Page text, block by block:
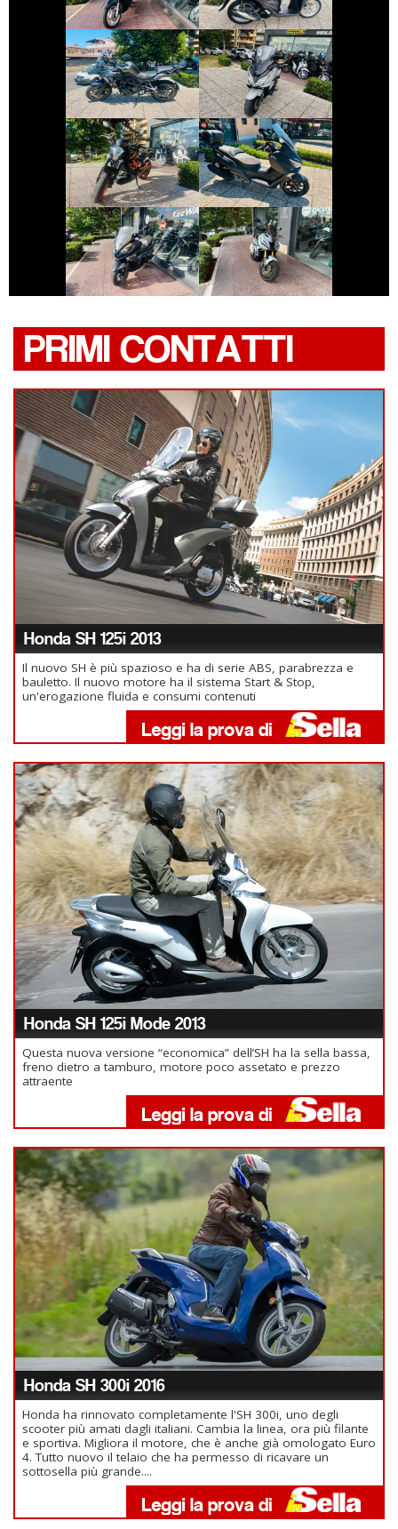
BENELLI TRK
€ 3.499 €
HONDA FORZA-
350
€ 4.290 €
KTM DUKE-390
€ 2.990 €
SYM JOYMAX
€ 3.190 €
KYMCO
DOWNTOWN
€ 1.390 €
HONDA X-ADV
€ 8.990 €
PRIMI CONTATTI
Honda SH 125i 2013
Il nuovo SH è più spazioso e ha di serie ABS, parabrezza e
bauletto. Il nuovo motore ha il sistema Start & Stop,
un'erogazione fluida e consumi contenuti
Honda SH 125i Mode 2013
Questa nuova versione “economica” dell’SH ha la sella bassa,
freno dietro a tamburo, motore poco assetato e prezzo
attraente
Honda SH 300i 2016
Honda ha rinnovato completamente l'SH 300i, uno degli
scooter più amati dagli italiani. Cambia la linea, ora più filante
e sportiva. Migliora il motore, che è anche già omologato Euro
4. Tutto nuovo il telaio che ha permesso di ricavare un
sottosella più grande....